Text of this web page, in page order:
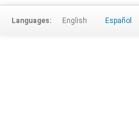
Languages: English Español